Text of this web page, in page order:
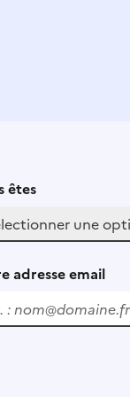
êtes
adresse email